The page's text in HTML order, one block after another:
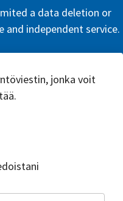
a data deletion or
and independent service.
jonka voit